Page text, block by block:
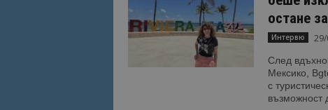
остане
Интервю
След
Мексико,
с
възможност